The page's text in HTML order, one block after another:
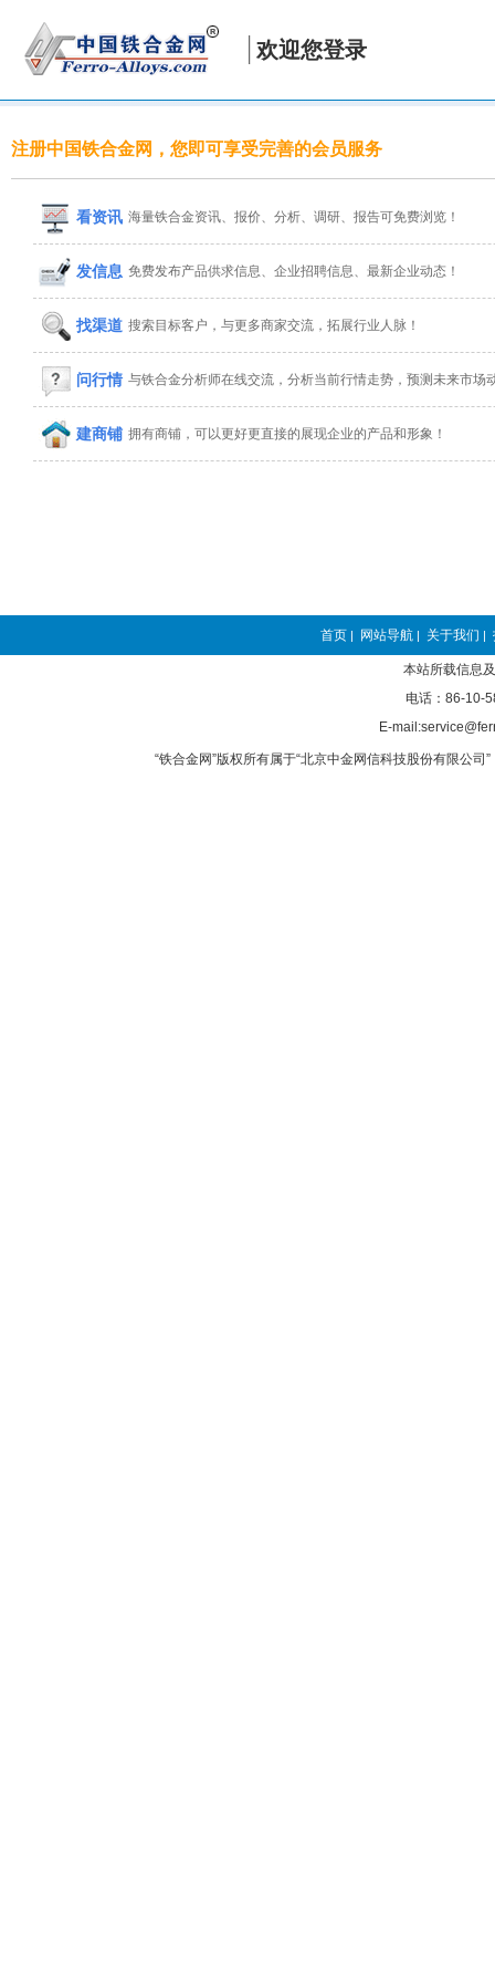
欢迎您登录
注册中国铁合金网，您即可享受完善的会员服务
看资讯 海量铁合金资讯、报价、分析、调研、报告可免费浏览！
发信息 免费发布产品供求信息、企业招聘信息、最新企业动态！
找渠道 搜索目标客户，与更多商家交流，拓展行业人脉！
问行情 与铁合金分析师在线交流，分析当前行情走势，预测未来市场
建商铺 拥有商铺，可以更好更直接的展现企业的产品和形象！
首页 | 网站导航 | 关于我们 |
本站所载信息
电话：86-10-
E-
“铁合金网”版权所有属于“北京中金网信科技股份有限公司